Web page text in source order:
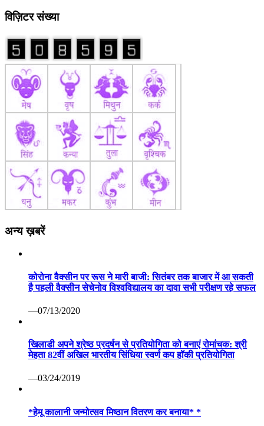
विज़िटर संख्या
अन्य ख़बरें
कोरोना वैक्सीन पर रूस ने मारी बाजी: सितंबर तक बाजार में आ सकती
है पहली वैक्सीन सेचेनोव विश्वविद्यालय का दावा सभी परीक्षण रहे सफल
—07/13/2020
खिलाडी अपने श्रेष्ठ प्रदर्षन से प्रतियोगिता को बनाएं रोमांचक: श्री
मेहता 82वीं अखिल भारतीय सिंधिया स्वर्ण कप हॉकी प्रतियोगिता
—03/24/2019
*हेमू कालानी जन्मोत्सव मिष्ठान वितरण कर बनाया* *